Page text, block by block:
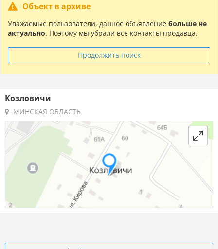
Объект в архиве
Уважаемые пользователи, данное объявление больше не
актуально. Поэтому мы убрали все контакты продавца.
Продолжить поиск
Козловичи
МИНСКАЯ ОБЛАСТЬ